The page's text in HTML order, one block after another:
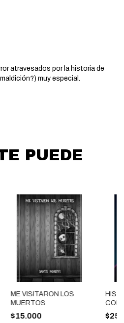
atravesados por la historia de
muy especial.
PUEDE
ME VISITARON LOS
MUERTOS
$15.000